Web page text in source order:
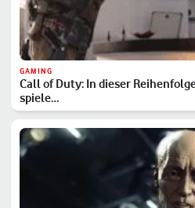
GAMING
Call of Duty: In dieser
spiele…